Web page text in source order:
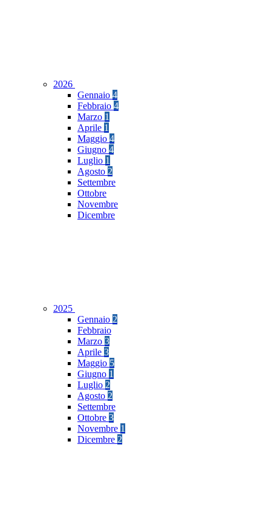
2026
Gennaio 4
Febbraio 4
Marzo 1
Aprile 1
Maggio 4
Giugno 4
Luglio 1
Agosto 2
Settembre
Ottobre
Novembre
Dicembre
2025
Gennaio 2
Febbraio
Marzo 3
Aprile 3
Maggio 5
Giugno 1
Luglio 2
Agosto 2
Settembre
Ottobre 3
Novembre 1
Dicembre 2